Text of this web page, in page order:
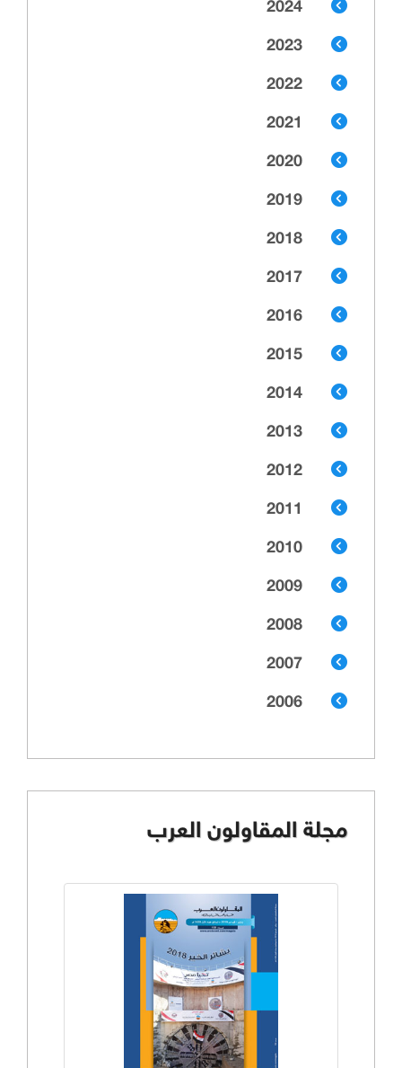
2024
2023
2022
2021
2020
2019
2018
2017
2016
2015
2014
2013
2012
2011
2010
2009
2008
2007
2006
مجلة المقاولون العرب